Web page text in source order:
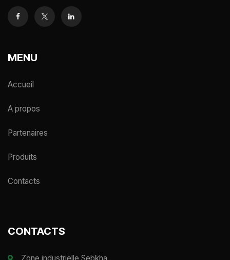
MENU
Accueil
A propos
Partenaires
Produits
Contacts
CONTACTS